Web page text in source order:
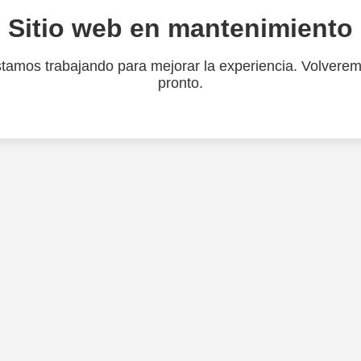
Sitio web en mantenimiento
trabajando para mejorar la experiencia.
pronto.